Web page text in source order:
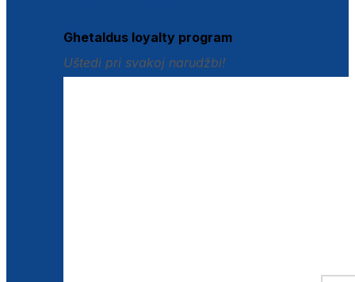
Ghetaldus loyalty program
Uštedi pri svakoj narudžbi!